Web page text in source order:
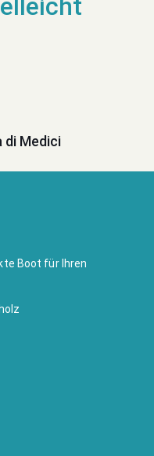
di Medici
Boot für Ihren